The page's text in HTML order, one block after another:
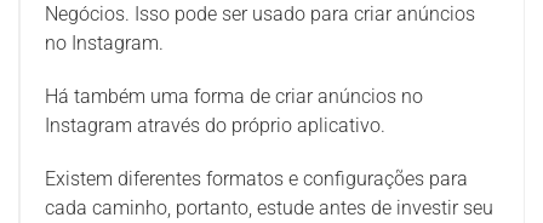
Negócios. Isso pode ser usado para criar anúncios
no Instagram.
Há também uma forma de criar anúncios no
Instagram através do próprio aplicativo.
Existem diferentes formatos e configurações para
cada caminho, portanto, estude antes de investir seu